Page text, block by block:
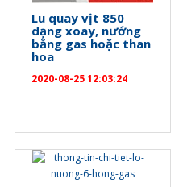
Lu quay vịt 850
dạng xoay, nướng
bằng gas hoặc than
hoa
2020-08-25 12:03:24